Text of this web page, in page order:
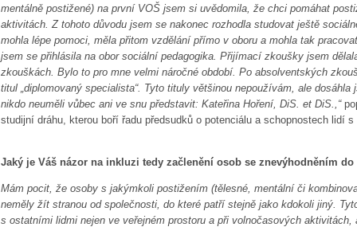
mentálně postižené) na první VOŠ jsem si uvědomila, že chci pomáhat
aktivitách. Z tohoto důvodu jsem se nakonec rozhodla studovat ještě
mohla lépe pomoci, měla přitom vzdělání přímo v oboru a mohla tak
jsem se přihlásila na obor sociální pedagogika. Přijímací zkoušky jsem
zkouškách. Bylo to pro mne velmi náročné období. Po absolventských
titul „diplomovaný specialista“. Tyto tituly většinou nepoužívám, ale
nikdo neuměli vůbec ani ve snu představit: Kateřina Hoření, DiS. et DiS.,“
studijní dráhu, kterou boří řadu předsudků o potenciálu a schopnostech lidí
Jaký je Váš názor na inkluzi tedy začlenění osob se znevýhodněním
Mám pocit, že osoby s jakýmkoli postižením (tělesné, mentální či
neměly žít stranou od společnosti, do které patří stejně jako kdokoli jiný.
s ostatními lidmi nejen ve veřejném prostoru a při volnočasových